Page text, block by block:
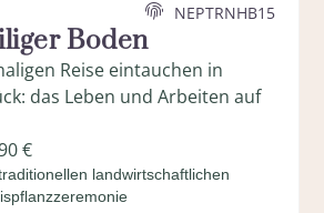
NEPTRNHB15
Boden
Reise eintauchen in
das Leben und Arbeiten auf
€
landwirtschaftlichen